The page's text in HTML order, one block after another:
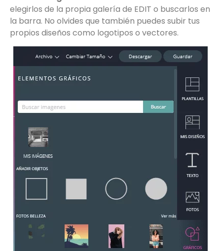
elegirlos de la propia galería de EDIT o buscarlos en
la barra. No olvides que también puedes subir tus
propios diseños como logotipos o vectores.